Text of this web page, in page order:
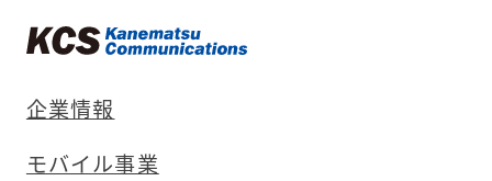
企業情報
モバイル事業